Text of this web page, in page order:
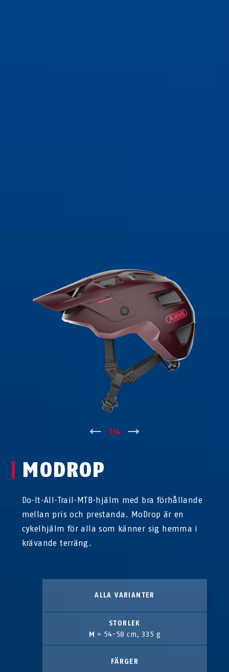
↑ 1/4
MODROP
Do-It-All-Trail-MTB-hjälm med bra förhållande
mellan pris och prestanda. MoDrop är en
cykelhjälm för alla som känner sig hemma i
krävande terräng.
ALLA VARIANTER
STORLEK
M = 54-58 cm, 335 g
FÄRGER